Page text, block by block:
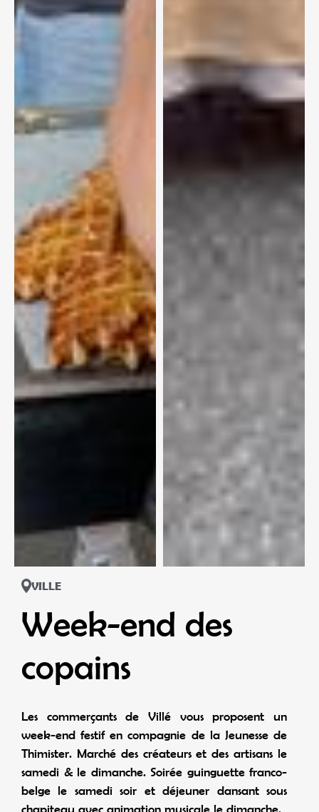
VILLE
Week-end des
copains
Les commerçants de Villé vous proposent un
week-end festif en compagnie de la Jeunesse de
Thimister. Marché des créateurs et des artisans le
samedi & le dimanche. Soirée guinguette franco-
belge le samedi soir et déjeuner dansant sous
chapiteau avec animation musicale le dimanche.